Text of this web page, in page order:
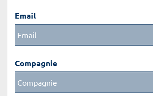
Email
Compagnie